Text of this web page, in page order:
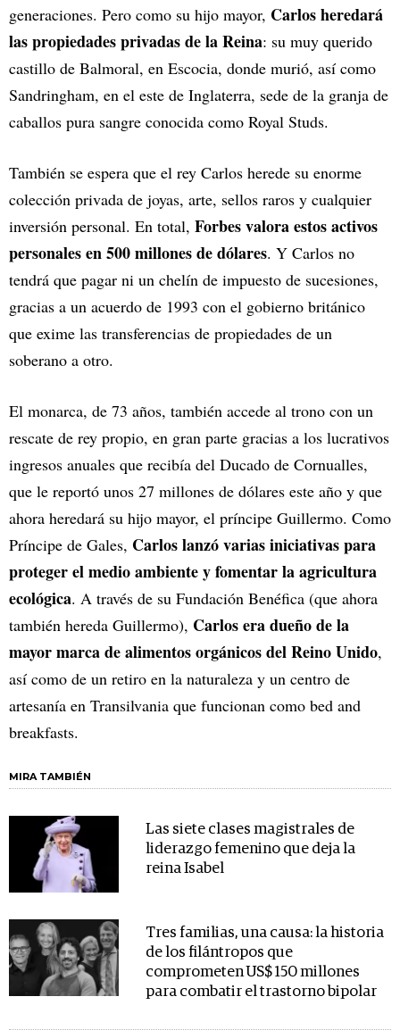
generaciones. Pero como su hijo mayor, Carlos heredará
las propiedades privadas de la Reina: su muy querido
castillo de Balmoral, en Escocia, donde murió, así como
Sandringham, en el este de Inglaterra, sede de la granja de
caballos pura sangre conocida como Royal Studs.
También se espera que el rey Carlos herede su enorme
colección privada de joyas, arte, sellos raros y cualquier
inversión personal. En total, Forbes valora estos activos
personales en 500 millones de dólares. Y Carlos no
tendrá que pagar ni un chelín de impuesto de sucesiones,
gracias a un acuerdo de 1993 con el gobierno británico
que exime las transferencias de propiedades de un
soberano a otro.
El monarca, de 73 años, también accede al trono con un
rescate de rey propio, en gran parte gracias a los lucrativos
ingresos anuales que recibía del Ducado de Cornualles,
que le reportó unos 27 millones de dólares este año y que
ahora heredará su hijo mayor, el príncipe Guillermo. Como
Príncipe de Gales, Carlos lanzó varias iniciativas para
proteger el medio ambiente y fomentar la agricultura
ecológica. A través de su Fundación Benéfica (que ahora
también hereda Guillermo), Carlos era dueño de la
mayor marca de alimentos orgánicos del Reino Unido,
así como de un retiro en la naturaleza y un centro de
artesanía en Transilvania que funcionan como bed and
breakfasts.
MIRA TAMBIÉN
Las siete clases magistrales de
liderazgo femenino que deja la
reina Isabel
Tres familias, una causa: la historia
de los filántropos que
comprometen US$ 150 millones
para combatir el trastorno bipolar